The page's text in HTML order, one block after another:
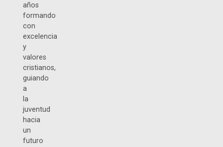
años
formando
con
excelencia
y
valores
cristianos,
guiando
a
la
juventud
hacia
un
futuro